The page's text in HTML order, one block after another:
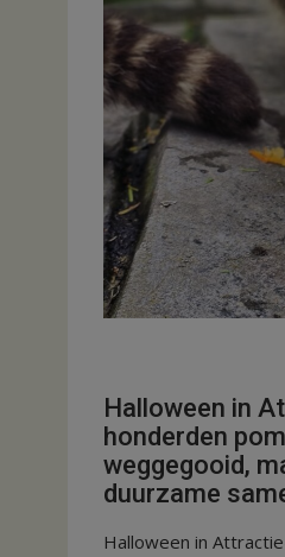
Halloween in
honderden
weggegooid,
duurzame
Halloween in